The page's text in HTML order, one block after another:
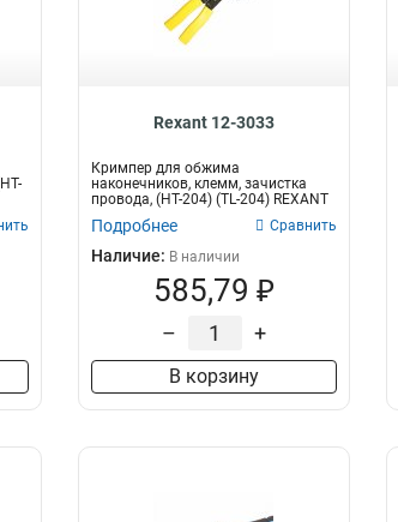
Rexant 12-3033
Кримпер для обжима
наконечников, клемм, зачистка
провода, (HT-204) (TL-204) REXANT
Подробнее Сравнить
Наличие: В наличии
585,79 ₽
– +
В корзину